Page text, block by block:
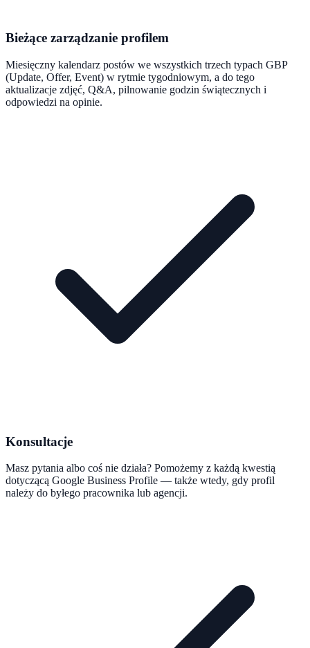
Bieżące zarządzanie profilem
Miesięczny kalendarz postów we wszystkich trzech typach GBP
(Update, Offer, Event) w rytmie tygodniowym, a do tego
aktualizacje zdjęć, Q&A, pilnowanie godzin świątecznych i
odpowiedzi na opinie.
Konsultacje
Masz pytania albo coś nie działa? Pomożemy z każdą kwestią
dotyczącą Google Business Profile — także wtedy, gdy profil
należy do byłego pracownika lub agencji.